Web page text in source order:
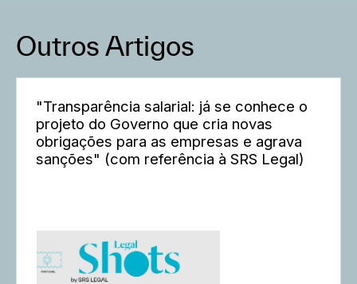
Outros Artigos
"Transparência salarial: já se conhece o
projeto do Governo que cria novas
obrigações para as empresas e agrava
sanções" (com referência à SRS Legal)